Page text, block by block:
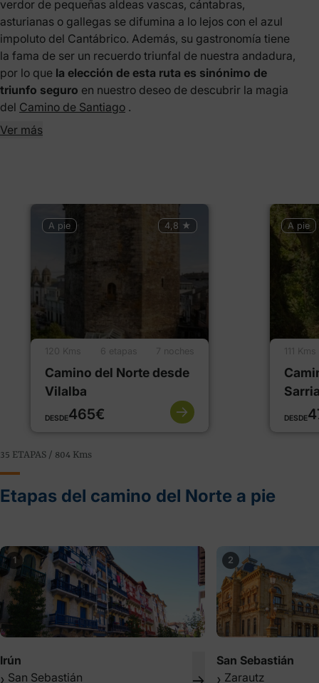
verdor de pequeñas aldeas vascas, cántabras,
asturianas o gallegas se difumina a lo lejos con el azul
impoluto del Cantábrico. Además, su gastronomía tiene
la fama de ser un recuerdo triunfal de nuestra andadura,
por lo que la elección de esta ruta es sinónimo de
triunfo seguro en nuestro deseo de descubrir la magia
del Camino de Santiago .
Ver más
A pie 4,8 ★
120 Kms 6 etapas 7 noches
Camino del Norte desde
Vilalba
DESDE465€
A pie
111 Kms
DESDE
35 ETAPAS / 804 Kms
Etapas del camino del Norte a pie
1
Irún
❯ San Sebastián
2
San Sebastián
❯ Zarautz